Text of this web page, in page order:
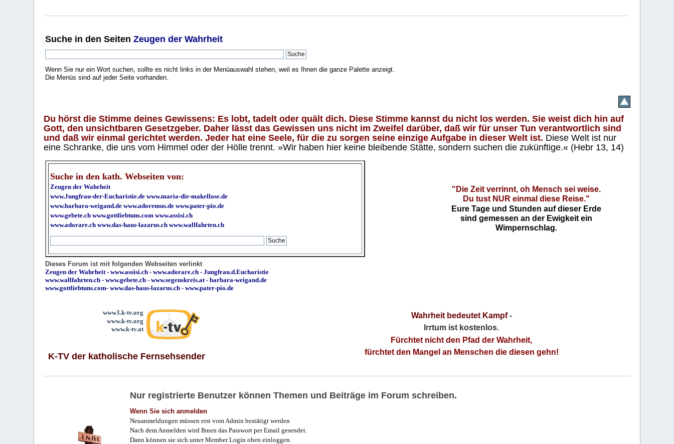
Suche in den SeitenZeugen der Wahrheit
Wenn Sie nur ein Wort suchen, sollte es nicht links in der Menüauswahl stehen, weil es Ihnen die ganze Palette anzeigt.
Die Menüs sind auf jeder Seite vorhanden.
Du hörst die Stimme deines Gewissens: Es lobt, tadelt oder quält dich. Diese Stimme kannst du nicht los werden. Sie weist dich hin auf
Gott, den unsichtbaren Gesetzgeber. Daher lässt das Gewissen uns nicht im Zweifel darüber, daß wir für unser Tun verantwortlich sind
und daß wir einmal gerichtet werden. Jeder hat eine Seele, für die zu sorgen seine einzige Aufgabe in dieser Welt ist. Diese Welt ist nur
eine Schranke, die uns vom Himmel oder der Hölle trennt. »Wir haben hier keine bleibende Stätte, sondern suchen die zukünftige.« (Hebr 13, 14)
Suche in den kath. Webseiten von:
Zeugen der Wahrheit
www.Jungfrau-der-Eucharistie.de www.maria-die-makellose.de
www.barbara-weigand.de www.adoremus.de www.pater-pio.de
www.gebete.ch www.gottliebtuns.com www.assisi.ch
www.adorare.ch www.das-haus-lazarus.ch www.wallfahrten.ch
"Die Zeit verrinnt, oh Mensch sei weise.
Du tust NUR einmal diese Reise."
Eure Tage und Stunden auf dieser Erde
sind gemessen an der Ewigkeit ein
Wimpernschlag.
Dieses Forum ist mit folgenden Webseiten verlinkt
Zeugen der Wahrheit -www.assisi.ch -www.adorare.ch -Jungfrau.d.Eucharistie
www.wallfahrten.ch -www.gebete.ch -www.segenskreis.at -barbara-weigand.de
www.gottliebtuns.com-www.das-haus-lazarus.ch - www.pater-pio.de
www3.k-tv.org
www.k-tv.org
www.k-tv.at
K-TV der katholische Fernsehsender
Wahrheit bedeutet Kampf-
Irrtum ist kostenlos.
Fürchtet nicht den Pfad der Wahrheit,
fürchtet den Mangel an Menschen die diesen gehn!
Nur registrierte Benutzer können Themen und Beiträge im Forum schreiben.
Wenn Sie sich anmelden
Neuanmeldungen müssen erst vom Admin bestätigt werden
Nach dem Anmelden wird Ihnen das Passwort per Email gesendet.
Dann können sie sich unter Member Login oben einloggen.